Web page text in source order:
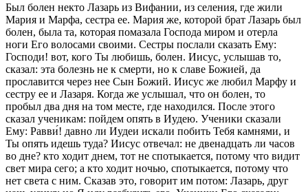
Был болен некто Лазарь из Вифании, из селения, где жили
Мария и Марфа, сестра ее. Мария же, которой брат Лазарь был
болен, была та, которая помазала Господа миром и отерла
ноги Его волосами своими. Сестры послали сказать Ему:
Господи! вот, кого Ты любишь, болен. Иисус, услышав то,
сказал: эта болезнь не к смерти, но к славе Божией, да
прославится через нее Сын Божий. Иисус же любил Марфу и
сестру ее и Лазаря. Когда же услышал, что он болен, то
пробыл два дня на том месте, где находился. После этого
сказал ученикам: пойдем опять в Иудею. Ученики сказали
Ему: Равви́! давно ли Иудеи искали побить Тебя камнями, и
Ты опять идешь туда? Иисус отвечал: не двенадцать ли часов
во дне? кто ходит днем, тот не спотыкается, потому что видит
свет мира сего; а кто ходит ночью, спотыкается, потому что
нет света с ним. Сказав это, говорит им потом: Лазарь, друг